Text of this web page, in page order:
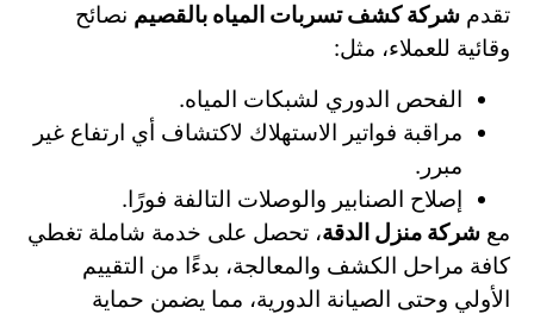
تقدم شركة كشف تسربات المياه بالقصيم نصائح
وقائية للعملاء، مثل:
الفحص الدوري لشبكات المياه.
مراقبة فواتير الاستهلاك لاكتشاف أي ارتفاع غير
مبرر.
إصلاح الصنابير والوصلات التالفة فورًا.
مع شركة منزل الدقة، تحصل على خدمة شاملة تغطي
كافة مراحل الكشف والمعالجة، بدءًا من التقييم
الأولي وحتى الصيانة الدورية، مما يضمن حماية